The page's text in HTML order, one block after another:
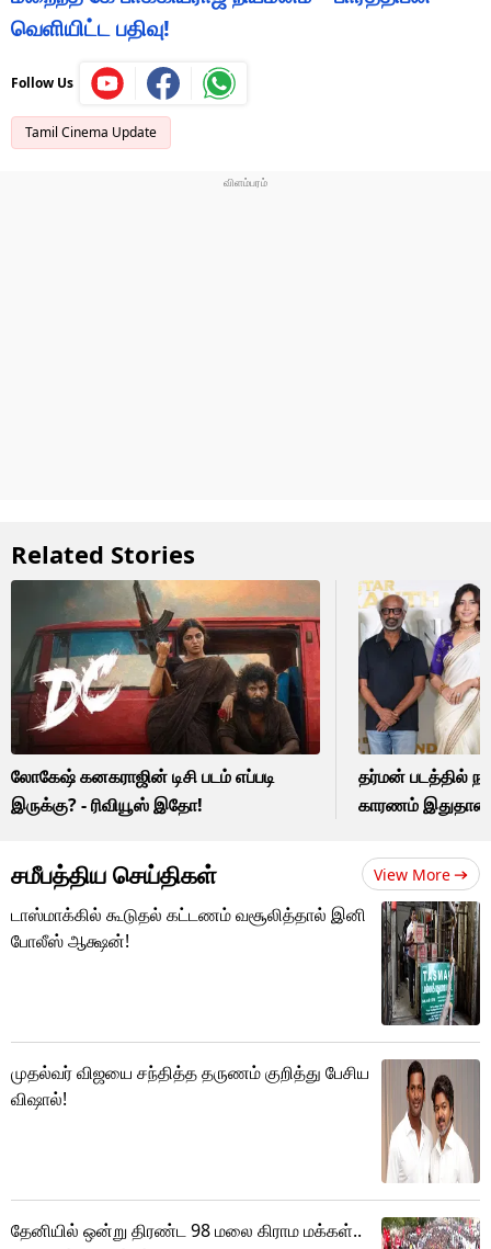
வெளியிட்ட பதிவு!
Follow Us
Tamil Cinema Update
Related Stories
லோகேஷ் கனகராஜின் டிசி படம் எப்படி
இருக்கு? - ரிவியூஸ் இதோ!
தர்மன் படத்தில்
காரணம்
சமீபத்திய செய்திகள் View More
டாஸ்மாக்கில் கூடுதல் கட்டணம் வசூலித்தால் இனி
போலீஸ் ஆக்ஷன்!
முதல்வர் விஜயை சந்தித்த தருணம் குறித்து பேசிய
விஷால்!
தேனியில் ஒன்று திரண்ட 98 மலை கிராம மக்கள்..